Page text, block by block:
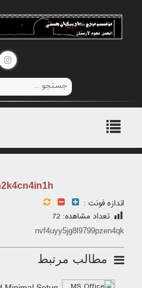
منوی
اصلی
اندازه فونت :
تعداد مشاهده: 72
nvf4uyy5jg8l9799pzen4qk
مطالب مرتبط